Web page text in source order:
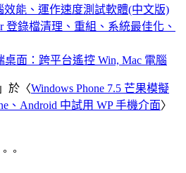
效能、運作速度測試軟體(中文版)
登錄檔清理、重組、系統最佳化、
桌面：跨平台遙控 Win, Mac 電腦
」於〈Windows Phone 7.5 芒果模擬
、Android 中試用 WP 手機介面〉
。